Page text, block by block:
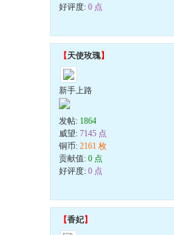
好评度: 0 点
【天使玫瑰】
新手上路
发帖: 1864
威望: 7145 点
铜币: 2161 枚
贡献值: 0 点
好评度: 0 点
【香妃】